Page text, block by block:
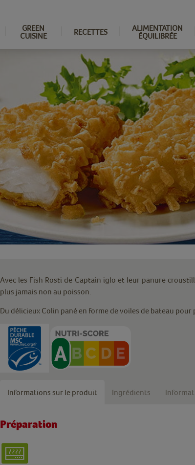
GREEN
CUISINE
RECETTES
ALIMENTATION
ÉQUILIBRÉE
Avec les Fish Rösti de Captain iglo et leur panure
plus jamais non au poisson.
Du délicieux Colin pané en forme de voiles de bateau pour
Informations sur le produit Ingrédients
Préparation